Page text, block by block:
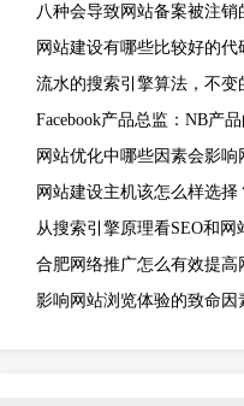
八种会导致网站备案被注销
网站建设有哪些比较好的代
流水的搜索引擎算法，不变
化经验~
Facebook产品总监：NB产
必考题
网站优化中哪些因素会影响
搜索引擎中的排名？
网站建设主机该怎么样选择
从搜索引擎原理看SEO和网
系！
合肥网络推广怎么有效提高
值？
影响网站浏览体验的致命因